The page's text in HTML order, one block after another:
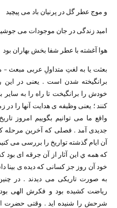
و موج عطر گل در پرنیان باد می پیچید
امید زندگی در جان موجودات می
هوا آغشته با عطر شفا بخش بهاران بود
بعثت یا به لغتِ متداولِ عربی مبعث
برانگیخته شدن است . یعنی در این
خودش را برانگیخت تا راه را به سایر
کنند ؛ یعنی وظیفه ی هدایت آنها را در
واقع ما می توانیم بگوییم امروز
جدیدی آمد . فصلی که آخرین مرحله
آن ایام گذشته تواریخ را بررسی می
که همه ي این آثار از آن جرقه ای بود
خود آن روز جز کسانی که دیده ی بینا
به صورت تاریکی می دیدند . در
ریاضت کشیده بود و فکرش الهی
شرحش را شنیده اید . وقتی حضرت